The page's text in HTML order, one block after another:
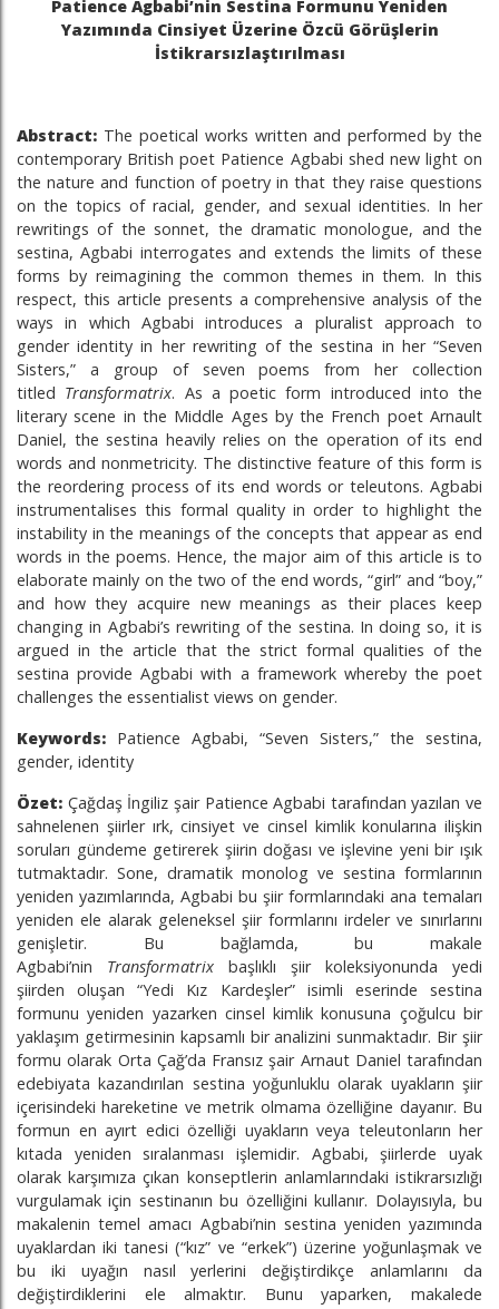
Patience Agbabi’nin Sestina Formunu Yeniden
Yazımında Cinsiyet Üzerine Özcü Görüşlerin
İstikrarsızlaştırılması
Abstract: The poetical works written and performed by the
contemporary British poet Patience Agbabi shed new light on
the nature and function of poetry in that they raise questions
on the topics of racial, gender, and sexual identities. In her
rewritings of the sonnet, the dramatic monologue, and the
sestina, Agbabi interrogates and extends the limits of these
forms by reimagining the common themes in them. In this
respect, this article presents a comprehensive analysis of the
ways in which Agbabi introduces a pluralist approach to
gender identity in her rewriting of the sestina in her “Seven
Sisters,” a group of seven poems from her collection
titled Transformatrix. As a poetic form introduced into the
literary scene in the Middle Ages by the French poet Arnault
Daniel, the sestina heavily relies on the operation of its end
words and nonmetricity. The distinctive feature of this form is
the reordering process of its end words or teleutons. Agbabi
instrumentalises this formal quality in order to highlight the
instability in the meanings of the concepts that appear as end
words in the poems. Hence, the major aim of this article is to
elaborate mainly on the two of the end words, “girl” and “boy,”
and how they acquire new meanings as their places keep
changing in Agbabi’s rewriting of the sestina. In doing so, it is
argued in the article that the strict formal qualities of the
sestina provide Agbabi with a framework whereby the poet
challenges the essentialist views on gender.
Keywords: Patience Agbabi, “Seven Sisters,” the sestina,
gender, identity
Özet: Çağdaş İngiliz şair Patience Agbabi tarafından yazılan ve
sahnelenen şiirler ırk, cinsiyet ve cinsel kimlik konularına ilişkin
soruları gündeme getirerek şiirin doğası ve işlevine yeni bir ışık
tutmaktadır. Sone, dramatik monolog ve sestina formlarının
yeniden yazımlarında, Agbabi bu şiir formlarındaki ana temaları
yeniden ele alarak geleneksel şiir formlarını irdeler ve sınırlarını
genişletir. Bu bağlamda, bu makale
Agbabi’nin Transformatrix başlıklı şiir koleksiyonunda yedi
şiirden oluşan “Yedi Kız Kardeşler” isimli eserinde sestina
formunu yeniden yazarken cinsel kimlik konusuna çoğulcu bir
yaklaşım getirmesinin kapsamlı bir analizini sunmaktadır. Bir şiir
formu olarak Orta Çağ’da Fransız şair Arnaut Daniel tarafından
edebiyata kazandırılan sestina yoğunluklu olarak uyakların şiir
içerisindeki hareketine ve metrik olmama özelliğine dayanır. Bu
formun en ayırt edici özelliği uyakların veya teleutonların her
kıtada yeniden sıralanması işlemidir. Agbabi, şiirlerde uyak
olarak karşımıza çıkan konseptlerin anlamlarındaki istikrarsızlığı
vurgulamak için sestinanın bu özelliğini kullanır. Dolayısıyla, bu
makalenin temel amacı Agbabi’nin sestina yeniden yazımında
uyaklardan iki tanesi (“kız” ve “erkek”) üzerine yoğunlaşmak ve
bu iki uyağın nasıl yerlerini değiştirdikçe anlamlarını da
değiştirdiklerini ele almaktır. Bunu yaparken, makalede